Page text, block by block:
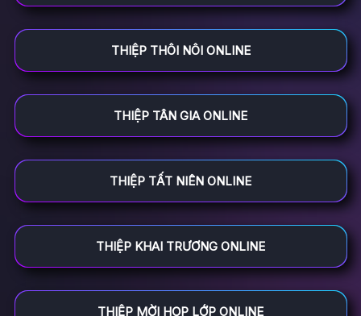
THIỆP THÔI NÔI ONLINE
THIỆP TÂN GIA ONLINE
THIỆP TẤT NIÊN ONLINE
THIỆP KHAI TRƯƠNG ONLINE
THIỆP MỜI HỌP LỚP ONLINE